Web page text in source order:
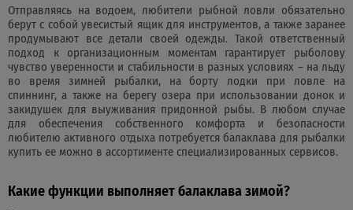
Отправляясь на водоем, любители рыбной ловли обязательно
берут с собой увесистый ящик для инструментов, а также заранее
продумывают все детали своей одежды. Такой ответственный
подход к организационным моментам гарантирует рыболову
чувство уверенности и стабильности в разных условиях – на льду
во время зимней рыбалки, на борту лодки при ловле на
спиннинг, а также на берегу озера при использовании донок и
закидушек для выуживания придонной рыбы. В любом случае
для обеспечения собственного комфорта и безопасности
любителю активного отдыха потребуется балаклава для рыбалки
купить ее можно в ассортименте специализированных сервисов.
Какие функции выполняет балаклава зимой?